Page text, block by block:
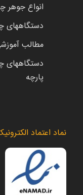
انواع جوهر
دستگاههای
مطالب
دستگاههای
پارچه
نماد اعتماد